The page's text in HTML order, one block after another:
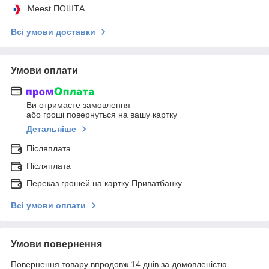
Meest ПОШТА
Всі умови доставки
Умови оплати
Ви отримаєте замовлення
або гроші повернуться на вашу картку
Детальніше
Післяплата
Післяплата
Переказ грошей на картку Приватбанку
Всі умови оплати
Умови повернення
Повернення товару впродовж 14 днів за домовленістю